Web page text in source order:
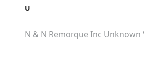
U
N & N Remorque Inc Unknown